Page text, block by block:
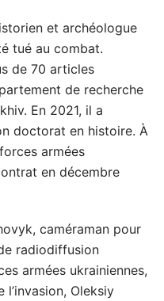
et archéologue
tué au combat.
de 70 articles
de recherche
En 2021, il a
doctorat en histoire. À
armées
en décembre
caméraman pour
radiodiffusion
armées ukrainiennes,
Oleksiy